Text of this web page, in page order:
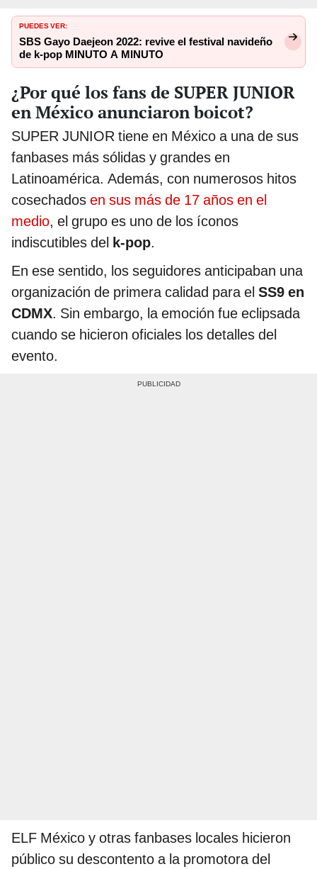
PUEDES VER:
SBS Gayo Daejeon 2022: revive el festival navideño
de k-pop MINUTO A MINUTO
¿Por qué los fans de SUPER JUNIOR
en México anunciaron boicot?
SUPER JUNIOR tiene en México a una de sus
fanbases más sólidas y grandes en
Latinoamérica. Además, con numerosos hitos
cosechados en sus más de 17 años en el
medio, el grupo es uno de los íconos
indiscutibles del k-pop.
En ese sentido, los seguidores anticipaban una
organización de primera calidad para el SS9 en
CDMX. Sin embargo, la emoción fue eclipsada
cuando se hicieron oficiales los detalles del
evento.
ELF México y otras fanbases locales hicieron
público su descontento a la promotora del